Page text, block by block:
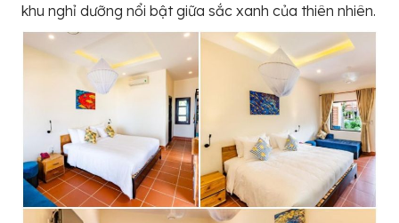
khu nghỉ dưỡng nổi bật giữa sắc xanh của thiên nhiên.